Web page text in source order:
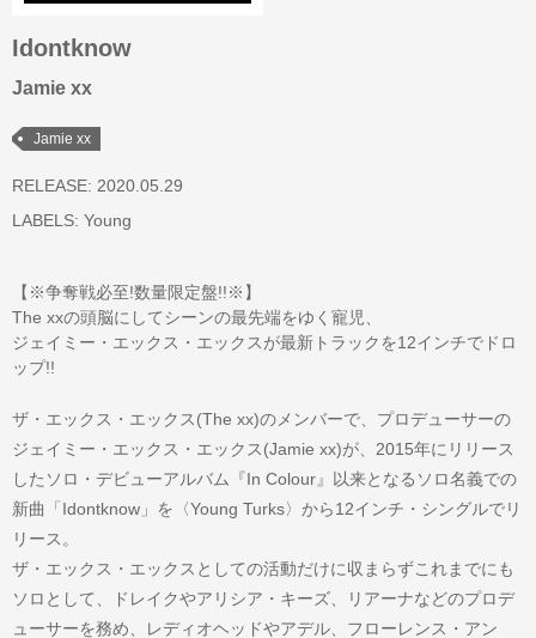
Idontknow
Jamie xx
Jamie xx
RELEASE: 2020.05.29
LABELS: Young
【※争奪戦必至!数量限定盤!!※】
The xxの頭脳にしてシーンの最先端をゆく寵児、
ジェイミー・エックス・エックスが最新トラックを12インチでドロ
ップ!!
ザ・エックス・エックス(The xx)のメンバーで、プロデューサーの
ジェイミー・エックス・エックス(Jamie xx)が、2015年にリリース
したソロ・デビューアルバム『In Colour』以来となるソロ名義での
新曲「Idontknow」を〈Young Turks〉から12インチ・シングルでリ
リース。
ザ・エックス・エックスとしての活動だけに収まらずこれまでにも
ソロとして、ドレイクやアリシア・キーズ、リアーナなどのプロデ
ューサーを務め、レディオヘッドやアデル、フローレンス・アン